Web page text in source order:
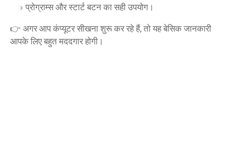
प्रोग्राम्स और स्टार्ट बटन का सही उपयोग।
👉 अगर आप कंप्यूटर सीखना शुरू कर रहे हैं, तो यह बेसिक जानकारी
आपके लिए बहुत मददगार होगी।